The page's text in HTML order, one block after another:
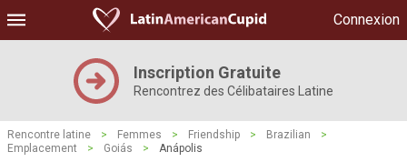
Connexion
Inscription Gratuite
Rencontrez des Célibataires Latine
Rencontre latine > Femmes > Friendship > Brazilian
>
Emplacement
> Goiás > Anápolis